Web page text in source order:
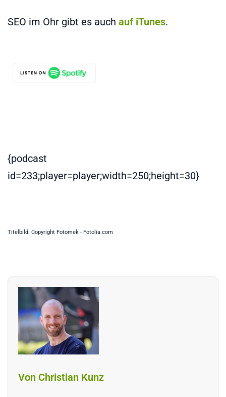
SEO im Ohr gibt es auch auf iTunes.
{podcast
id=233;player=player;width=250;height=30}
Titelbild: Copyright Fotomek - Fotolia.com
Von Christian Kunz